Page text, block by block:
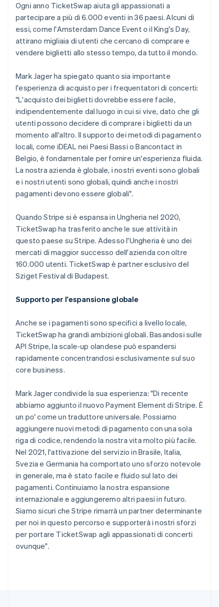
Ogni anno TicketSwap aiuta gli appassionati a
partecipare a più di 6.000 eventi in 36 paesi. Alcuni di
essi, come l'Amsterdam Dance Event o il King's Day,
attirano migliaia di utenti che cercano di comprare e
vendere biglietti allo stesso tempo, da tutto il mondo.
Mark Jager ha spiegato quanto sia importante
l'esperienza di acquisto per i frequentatori di concerti:
"L'acquisto dei biglietti dovrebbe essere facile,
indipendentemente dal luogo in cui si vive, dato che gli
utenti possono decidere di comprare i biglietti da un
momento all'altro. Il supporto dei metodi di pagamento
locali, come iDEAL nei Paesi Bassi o Bancontact in
Belgio, è fondamentale per fornire un'esperienza fluida.
La nostra azienda è globale, i nostri eventi sono globali
e i nostri utenti sono globali, quindi anche i nostri
pagamenti devono essere globali".
Quando Stripe si è espansa in Ungheria nel 2020,
TicketSwap ha trasferito anche le sue attività in
questo paese su Stripe. Adesso l'Ungheria è uno dei
mercati di maggior successo dell'azienda con oltre
160.000 utenti. TicketSwap è partner esclusivo del
Sziget Festival di Budapest.
Supporto per l'espansione globale
Anche se i pagamenti sono specifici a livello locale,
TicketSwap ha grandi ambizioni globali. Basandosi sulle
API Stripe, la scale-up olandese può espandersi
rapidamente concentrandosi esclusivamente sul suo
core business.
Mark Jager condivide la sua esperienza: "Di recente
abbiamo aggiunto il nuovo Payment Element di Stripe. È
un po' come un traduttore universale. Possiamo
aggiungere nuovi metodi di pagamento con una sola
riga di codice, rendendo la nostra vita molto più facile.
Nel 2021, l'attivazione del servizio in Brasile, Italia,
Svezia e Germania ha comportato uno sforzo notevole
in generale, ma è stato facile e fluido sul lato dei
pagamenti. Continuiamo la nostra espansione
internazionale e aggiungeremo altri paesi in futuro.
Siamo sicuri che Stripe rimarrà un partner determinante
per noi in questo percorso e supporterà i nostri sforzi
per portare TicketSwap agli appassionati di concerti
ovunque".
Austria
Belgio
Nederlands Deutsch English
Brasile
Português English
Bulgaria
English
English Français
Cina continentale
简体中文English
Cipro
English
Croazia
EnglishItaliano
Danimarca
English
Emirati Arabi Uniti
English
Estonia
English
Finlandia
English Svenska
Francia
Français